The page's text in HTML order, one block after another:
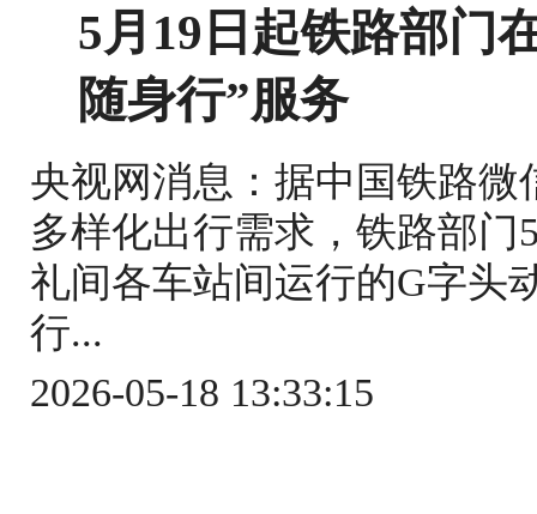
5月19日起铁路部门
随身行”服务
央视网消息：据中国铁路
多样化出行需求，铁路部门
礼间各车站间运行的G字头
行...
2026-05-18 13:33:15